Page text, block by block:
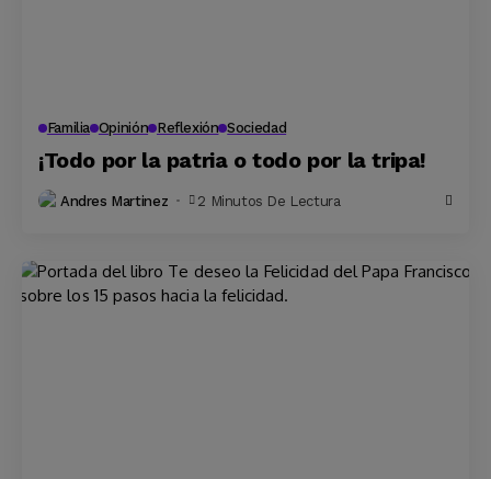
Familia Opinión Reflexión Sociedad
¡Todo por la patria o todo por la tripa!
Andres Martinez 2 Minutos De Lectura